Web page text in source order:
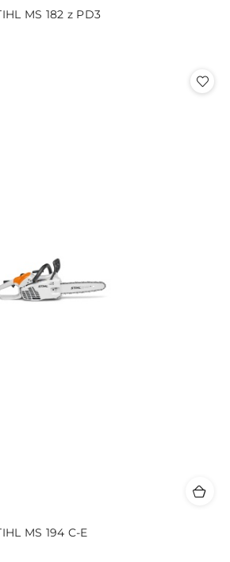
MS 182 z PD3
MS 194 C-E